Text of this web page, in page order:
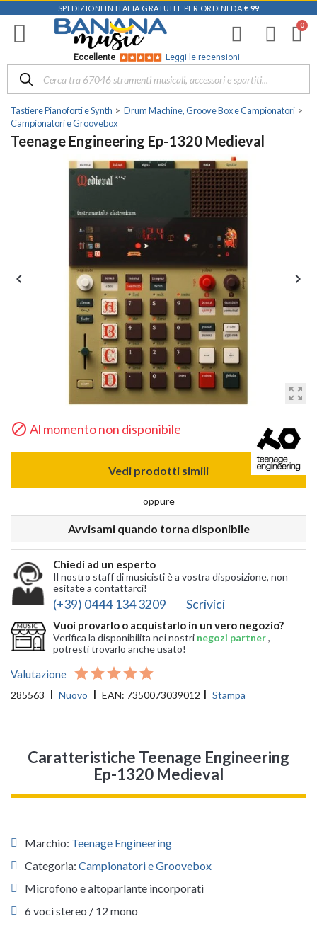
SPEDIZIONI IN ITALIA GRATUITE PER ORDINI DA € 99
Eccellente Leggi le recensioni
Tastiere Pianoforti e Synth
Drum Machine, Groove Box e Campionatori
Campionatori e Groovebox
Teenage Engineering Ep-1320 Medieval
zoom_out_map
 
 Al momento non disponibile
Vedi prodotti simili
oppure
Avvisami quando torna disponibile
Chiedi ad un esperto
Il nostro staff di musicisti è a vostra disposizione, non
esitate a contattarci!
(+39) 0444 134 3209 Scrivici
Vuoi provarlo o acquistarlo in un vero negozio?
Verifica la disponibilita nei nostri negozi partner,
potresti trovarlo anche usato!
Valutazione
285563 Nuovo EAN: 7350073039012 Stampa
Caratteristiche Teenage Engineering
Ep-1320 Medieval
Marchio: Teenage Engineering
Categoria: Campionatori e Groovebox
Microfono e altoparlante incorporati
6 voci stereo / 12 mono